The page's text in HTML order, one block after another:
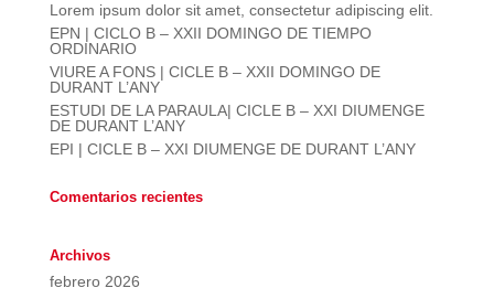
Lorem ipsum dolor sit amet, consectetur adipiscing elit.
EPN | CICLO B – XXII DOMINGO DE TIEMPO
ORDINARIO
VIURE A FONS | CICLE B – XXII DOMINGO DE
DURANT L’ANY
ESTUDI DE LA PARAULA| CICLE B – XXI DIUMENGE
DE DURANT L’ANY
EPI | CICLE B – XXI DIUMENGE DE DURANT L’ANY
Comentarios recientes
Archivos
febrero 2026